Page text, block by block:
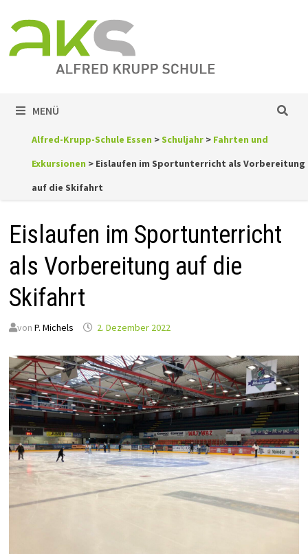
Inhalt
springen
MENÜ
Alfred-Krupp-Schule Essen >Schuljahr > Fahrten und
Exkursionen > Eislaufen im Sportunterricht als Vorbereitung
auf die Skifahrt
Eislaufen im Sportunterricht
als Vorbereitung auf die
Skifahrt
von P. Michels 2. Dezember 2022